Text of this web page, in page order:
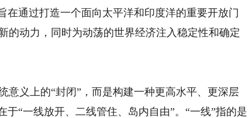
在通过打造一个面向太平洋和印度洋的重要开放门
的动力，同时为动荡的世界经济注入稳定性和确定
义上的“封闭”，而是构建一种更高水平、更深层
“一线放开、二线管住、岛内自由”。“一线”指的是